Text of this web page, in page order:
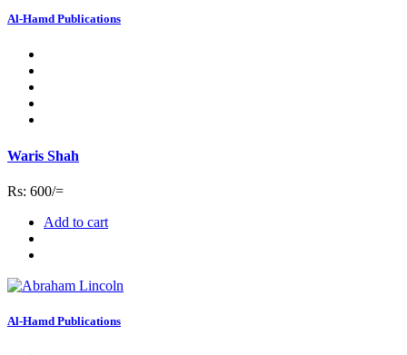
Al-Hamd Publications
Waris Shah
Rs: 600/=
Add to cart
Al-Hamd Publications